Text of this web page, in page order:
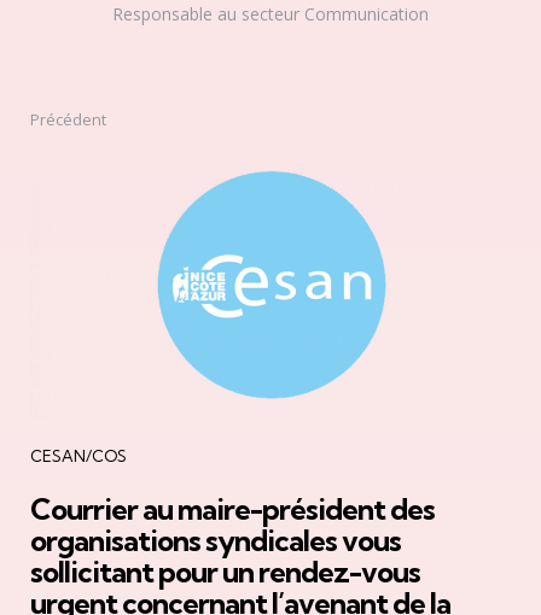
Responsable au secteur Communication
PostPrécédent
CESAN/COS
Courrier au maire-président des
organisations syndicales vous
sollicitant pour un rendez-vous
urgent concernant l’avenant de la